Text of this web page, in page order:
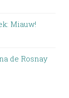
Miauw!
de Rosnay